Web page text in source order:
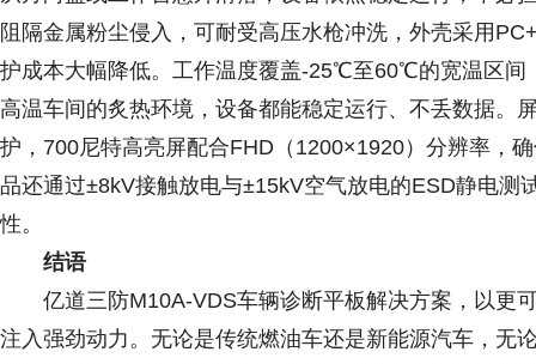
阻隔金属粉尘侵入，可耐受高压水枪冲洗，外壳采用
护成本大幅降低。工作温度覆盖-25℃至60℃的宽温区间
高温车间的炙热环境，设备都能稳定运行、不丢数据。
护，700尼特高亮屏配合FHD（1200×1920）分辨率，
品还通过±8kV接触放电与±15kV空气放电的ESD静电测
性。
结语
亿道三防M10A-VDS车辆诊断平板解决方案，以更
注入强劲动力。无论是传统燃油车还是新能源汽车，无